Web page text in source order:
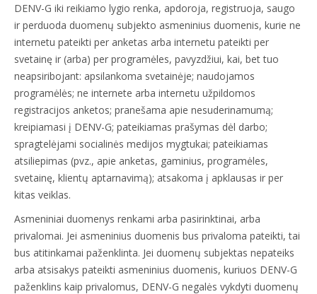
DENV-G iki reikiamo lygio renka, apdoroja, registruoja, saugo
ir perduoda duomenų subjekto asmeninius duomenis, kurie ne
internetu pateikti per anketas arba internetu pateikti per
svetainę ir (arba) per programėles, pavyzdžiui, kai, bet tuo
neapsiribojant: apsilankoma svetainėje; naudojamos
programėlės; ne internete arba internetu užpildomos
registracijos anketos; pranešama apie nesuderinamumą;
kreipiamasi į DENV-G; pateikiamas prašymas dėl darbo;
spragtelėjami socialinės medijos mygtukai; pateikiamas
atsiliepimas (pvz., apie anketas, gaminius, programėles,
svetainę, klientų aptarnavimą); atsakoma į apklausas ir per
kitas veiklas.
Asmeniniai duomenys renkami arba pasirinktinai, arba
privalomai. Jei asmeninius duomenis bus privaloma pateikti, tai
bus atitinkamai paženklinta. Jei duomenų subjektas nepateiks
arba atsisakys pateikti asmeninius duomenis, kuriuos DENV-G
paženklins kaip privalomus, DENV-G negalės vykdyti duomenų